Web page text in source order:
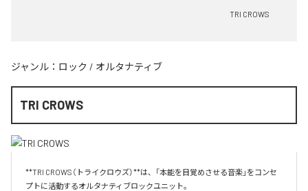
TRI CROWS
ジャンル： ロック / オルタナティブ
TRI CROWS
**TRI CROWS（トライクロウズ）**は、「本能を目覚めさせる音楽」をコンセ
プトに活動するオルタナティブロックユニット。